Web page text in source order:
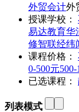
外贸会计外
授课学校：
易达教育华
修智联经纬
课程价格：
0-500元500-
已选课程：
列表模式